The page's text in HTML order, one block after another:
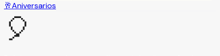
🥂Aniversarios
🎈